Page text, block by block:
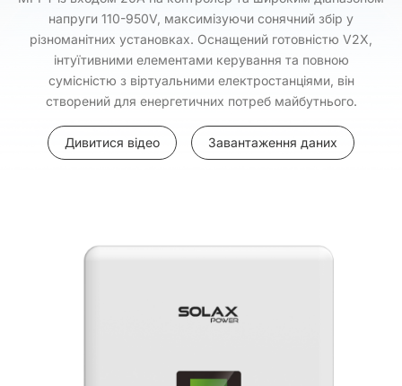
напруги 110-950V, максимізуючи сонячний збір у
різноманітних установках. Оснащений готовністю V2X,
інтуїтивними елементами керування та повною
сумісністю з віртуальними електростанціями, він
створений для енергетичних потреб майбутнього.
Дивитися відео Завантаження даних